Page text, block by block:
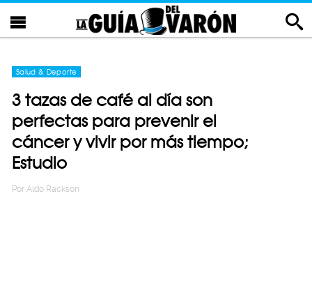
Salud & Deporte
3 tazas de café al día son
perfectas para prevenir el
cáncer y vivir por más tiempo;
Estudio
Por Aldo Rackson